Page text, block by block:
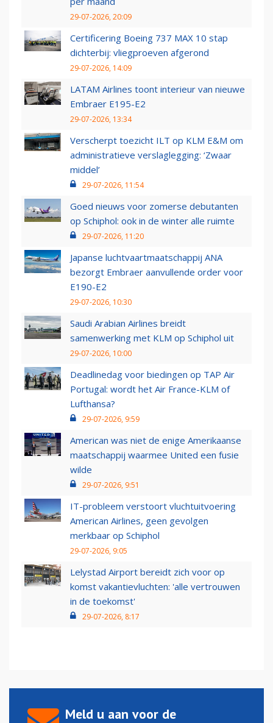
29-07-2026, 20:09
Certificering Boeing 737 MAX 10 stap
dichterbij: vliegproeven afgerond
29-07-2026, 14:09
LATAM Airlines toont interieur van nieuwe
Embraer E195-E2
29-07-2026, 13:34
Verscherpt toezicht ILT op KLM E&M om
administratieve verslaglegging: ‘Zwaar
middel’
29-07-2026, 11:54
Goed nieuws voor zomerse debutanten
op Schiphol: ook in de winter alle ruimte
29-07-2026, 11:20
Japanse luchtvaartmaatschappij ANA
bezorgt Embraer aanvullende order voor
E190-E2
29-07-2026, 10:30
Saudi Arabian Airlines breidt
samenwerking met KLM op Schiphol uit
29-07-2026, 10:00
Deadlinedag voor biedingen op TAP Air
Portugal: wordt het Air France-KLM of
Lufthansa?
29-07-2026, 9:59
American was niet de enige Amerikaanse
maatschappij waarmee United een fusie
wilde
29-07-2026, 9:51
IT-probleem verstoort vluchtuitvoering
American Airlines, geen gevolgen
merkbaar op Schiphol
29-07-2026, 9:05
Lelystad Airport bereidt zich voor op
komst vakantievluchten: 'alle vertrouwen
in de toekomst'
29-07-2026, 8:17
Meld u aan voor de